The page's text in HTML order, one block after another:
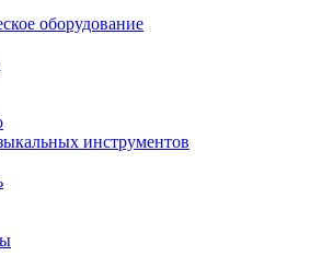
оборудование
инструментов